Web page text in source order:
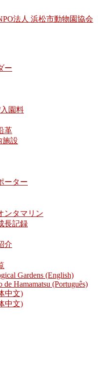
ー
園料
革
施設
ーター
ンタマリン
長記録
介
Gardens (English)
de Hamamatsu (Português)
中文)
中文)